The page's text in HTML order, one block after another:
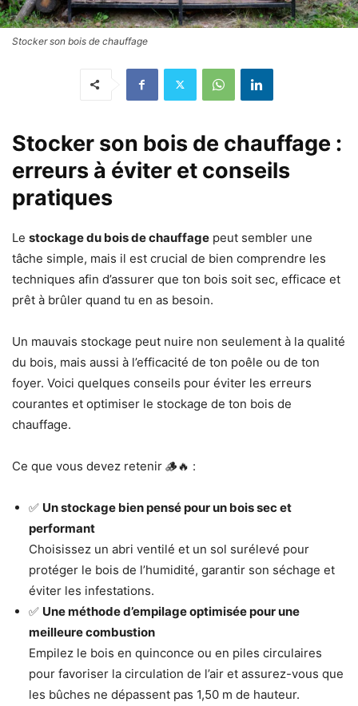
Stocker son bois de chauffage
Stocker son bois de chauffage :
erreurs à éviter et conseils
pratiques
Le stockage du bois de chauffage peut sembler une
tâche simple, mais il est crucial de bien comprendre les
techniques afin d’assurer que ton bois soit sec, efficace et
prêt à brûler quand tu en as besoin.
Un mauvais stockage peut nuire non seulement à la qualité
du bois, mais aussi à l’efficacité de ton poêle ou de ton
foyer. Voici quelques conseils pour éviter les erreurs
courantes et optimiser le stockage de ton bois de
chauffage.
Ce que vous devez retenir 🪵🔥 :
✅ Un stockage bien pensé pour un bois sec et
performant
Choisissez un abri ventilé et un sol surélevé pour
protéger le bois de l’humidité, garantir son séchage et
éviter les infestations.
✅ Une méthode d’empilage optimisée pour une
meilleure combustion
Empilez le bois en quinconce ou en piles circulaires
pour favoriser la circulation de l’air et assurez-vous que
les bûches ne dépassent pas 1,50 m de hauteur.